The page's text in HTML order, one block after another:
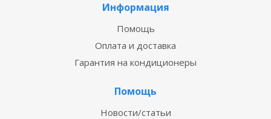
Информация
Помощь
Оплата и доставка
Гарантия на кондиционеры
Помощь
Новости/статьи